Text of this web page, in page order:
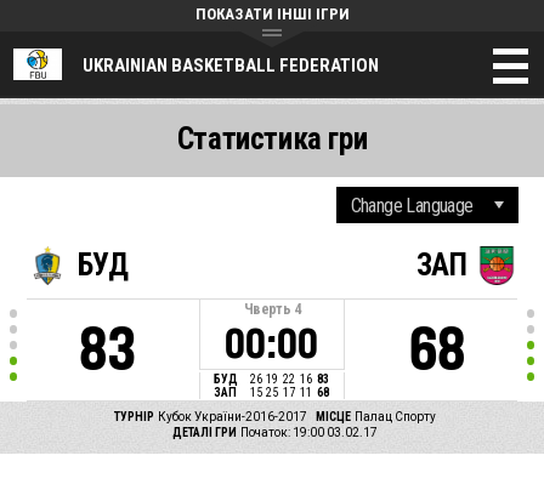
UKRAINIAN BASKETBALL FEDERATION
ПОКАЗАТИ ІНШІ ІГРИ
БУД
83
Чверть 4
00:00
БУД 26 19 22 16 83
ЗАП
15 25 17 11 68
ЗАП
68
ТУРНІР Кубок України-2016-2017 МІСЦЕ Палац Спорту
ДЕТАЛІ ГРИ
Початок: 19:00 03.02.17
Статистика гри